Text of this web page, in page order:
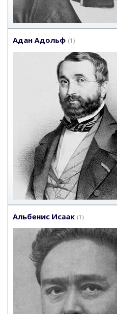
Адан Адольф (1)
Альбенис Исаак (1)